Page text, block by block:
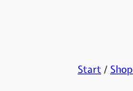
Start / Shop